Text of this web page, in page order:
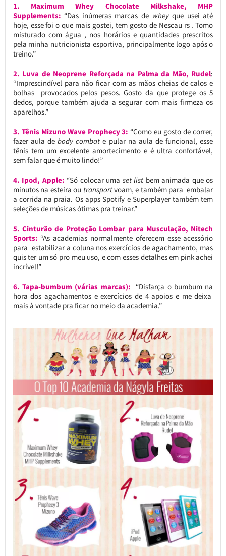
1. Maximum Whey Chocolate Milkshake, MHP
Supplements: “Das inúmeras marcas de wheyque usei até
hoje, esse foi o que mais gostei, tem gosto de Nescau rs . Tomo
misturado com água , nos horários e quantidades prescritos
pela minha nutricionista esportiva, principalmente logo após o
treino.”
2. Luva de Neoprene Reforçada na Palma da Mão, Rudel:
“Imprescindível para não ficar com as mãos cheias de calos e
bolhas provocados pelos pesos. Gosto da que protege os 5
dedos, porque também ajuda a segurar com mais firmeza os
aparelhos.”
3. Tênis Mizuno Wave Prophecy 3: “Como eu gosto de correr,
fazer aula debody combat e pular na aula de funcional, esse
tênis tem um excelente amortecimento e é ultra confortável,
sem falar que é muito lindo!”
4. Ipod, Apple: “Só colocar uma set list bem animada que os
minutos na esteira ou transportvoam, e também para embalar
a corrida na praia. Os apps Spotify e Superplayer também tem
seleções de músicas ótimas pra treinar.”
5. Cinturão de Proteção Lombar para Musculação, Nitech
Sports: “As academias normalmente oferecem esse acessório
para estabilizar a coluna nos exercícios de agachamento, mas
quis ter um só pro meu uso, e com esses detalhes em pink achei
incrível!”
6. Tapa-bumbum (várias marcas): “Disfarça o bumbum na
hora dos agachamentos e exercícios de 4 apoios e me deixa
mais à vontade pra ficar no meio da academia.”